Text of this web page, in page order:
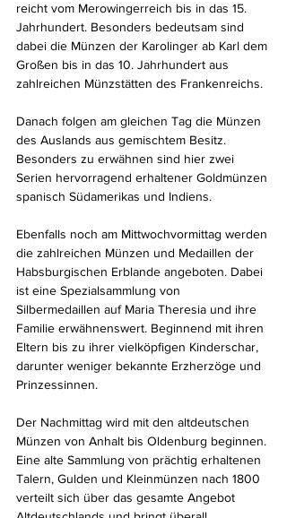
reicht vom Merowingerreich bis in das 15.
Jahrhundert. Besonders bedeutsam sind
dabei die Münzen der Karolinger ab Karl dem
Großen bis in das 10. Jahrhundert aus
zahlreichen Münzstätten des Frankenreichs.
Danach folgen am gleichen Tag die Münzen
des Auslands aus gemischtem Besitz.
Besonders zu erwähnen sind hier zwei
Serien hervorragend erhaltener Goldmünzen
spanisch Südamerikas und Indiens.
Ebenfalls noch am Mittwochvormittag werden
die zahlreichen Münzen und Medaillen der
Habsburgischen Erblande angeboten. Dabei
ist eine Spezialsammlung von
Silbermedaillen auf Maria Theresia und ihre
Familie erwähnenswert. Beginnend mit ihren
Eltern bis zu ihrer vielköpfigen Kinderschar,
darunter weniger bekannte Erzherzöge und
Prinzessinnen.
Der Nachmittag wird mit den altdeutschen
Münzen von Anhalt bis Oldenburg beginnen.
Eine alte Sammlung von prächtig erhaltenen
Talern, Gulden und Kleinmünzen nach 1800
verteilt sich über das gesamte Angebot